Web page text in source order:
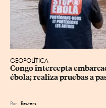
GEOPOLÍTICA
Congo intercepta
ébola; realiza pruebas a
Por Reuters